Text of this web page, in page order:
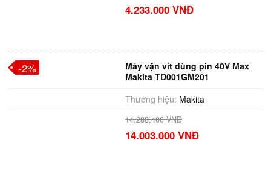
4.233.000 VNĐ
Máy vặn vít dùng pin 40V Max
Makita TD001GM201
Thương hiệu: Makita
14.288.400 VNĐ
14.003.000 VNĐ
-2%